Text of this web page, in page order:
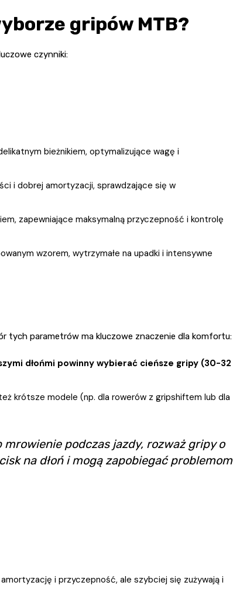
gripów MTB?
czynniki:
bieżnikiem, optymalizujące wagę i
i dobrej amortyzacji, sprawdzające się w
zapewniające maksymalną przyczepność i kontrolę
wzorem, wytrzymałe na upadki i intensywne
tych parametrów ma kluczowe znaczenie dla komfortu:
dłońmi powinny wybierać cieńsze gripy (30-32
krótsze modele (np. dla rowerów z gripshiftem lub dla
podczas jazdy, rozważ gripy o
na dłoń i mogą zapobiegać problemom
i przyczepność, ale szybciej się zużywają i